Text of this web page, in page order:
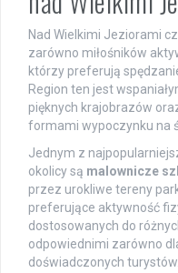
Nad Wielkimi Jeziorami
zarówno miłośników
którzy preferują
Region ten jest
pięknych krajobrazów
formami wypoczynku na
Jednym z
okolicy są malownicze
przez urokliwe tereny
preferujące aktywność
dostosowanych do
odpowiednimi zarówno
doświadczonych turystów.